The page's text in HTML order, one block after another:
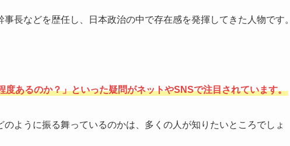
長などを歴任し、日本政治の中で存在感を発揮してきた人物です。
度あるのか？」といった疑問がネットやSNSで注目されています。
ように振る舞っているのかは、多くの人が知りたいところでしょ